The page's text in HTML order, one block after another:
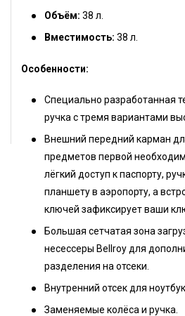
Объём: 38 л.
Вместимость: 38 л.
Особенности:
Специально разработанная
ручка с тремя вариантами
Внешний передний карман
предметов первой
лёгкий доступ к паспорту,
планшету в аэропорту, а
ключей зафиксирует ваши
Большая сетчатая зона
несессеры Bellroy для
разделения на отсеки.
Внутренний отсек для
Заменяемые колёса и ручка.